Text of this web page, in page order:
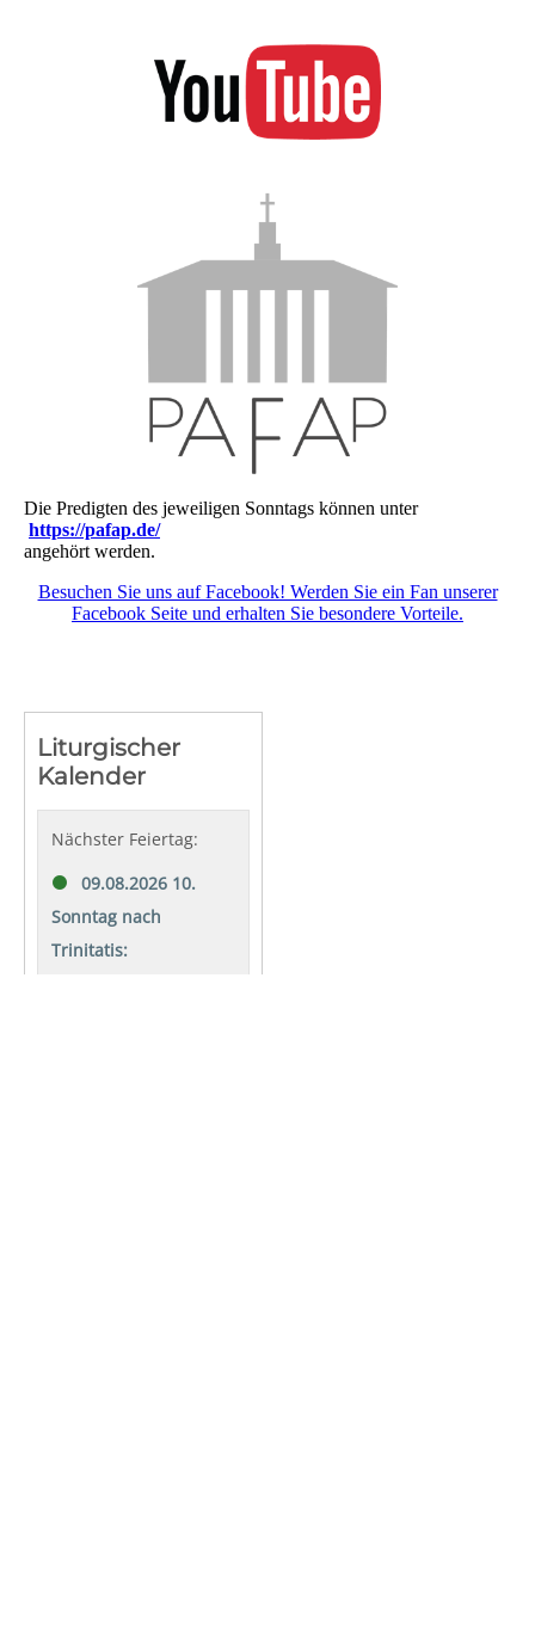
Die Predigten des jeweiligen Sonntags können unter
https://pafap.de/
angehört werden.
Besuchen Sie uns auf Facebook! Werden Sie ein Fan unserer
Facebook Seite und erhalten Sie besondere Vorteile.